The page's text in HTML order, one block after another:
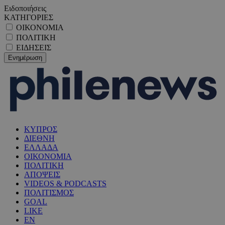
Ειδοποιήσεις
ΚΑΤΗΓΟΡΙΕΣ
ΟΙΚΟΝΟΜΙΑ
ΠΟΛΙΤΙΚΗ
ΕΙΔΗΣΕΙΣ
ΚΥΠΡΟΣ
ΔΙΕΘΝΗ
ΕΛΛΑΔΑ
ΟΙΚΟΝΟΜΙΑ
ΠΟΛΙΤΙΚΗ
ΑΠΟΨΕΙΣ
VIDEOS & PODCASTS
ΠΟΛΙΤΙΣΜΟΣ
GOAL
LIKE
EN